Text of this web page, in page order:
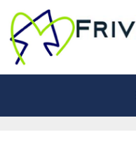
indhold